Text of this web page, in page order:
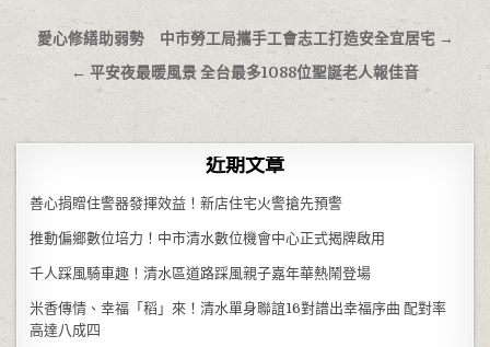
文章導覽
愛心修繕助弱勢 中市勞工局攜手工會志工打造安全宜居宅 →
← 平安夜最暖風景 全台最多1088位聖誕老人報佳音
近期文章
善心捐贈住警器發揮效益！新店住宅火警搶先預警
推動偏鄉數位培力！中市清水數位機會中心正式揭牌啟用
千人踩風騎車趣！清水區道路踩風親子嘉年華熱鬧登場
米香傳情、幸福「稻」來！清水單身聯誼16對譜出幸福序曲 配對率
高達八成四